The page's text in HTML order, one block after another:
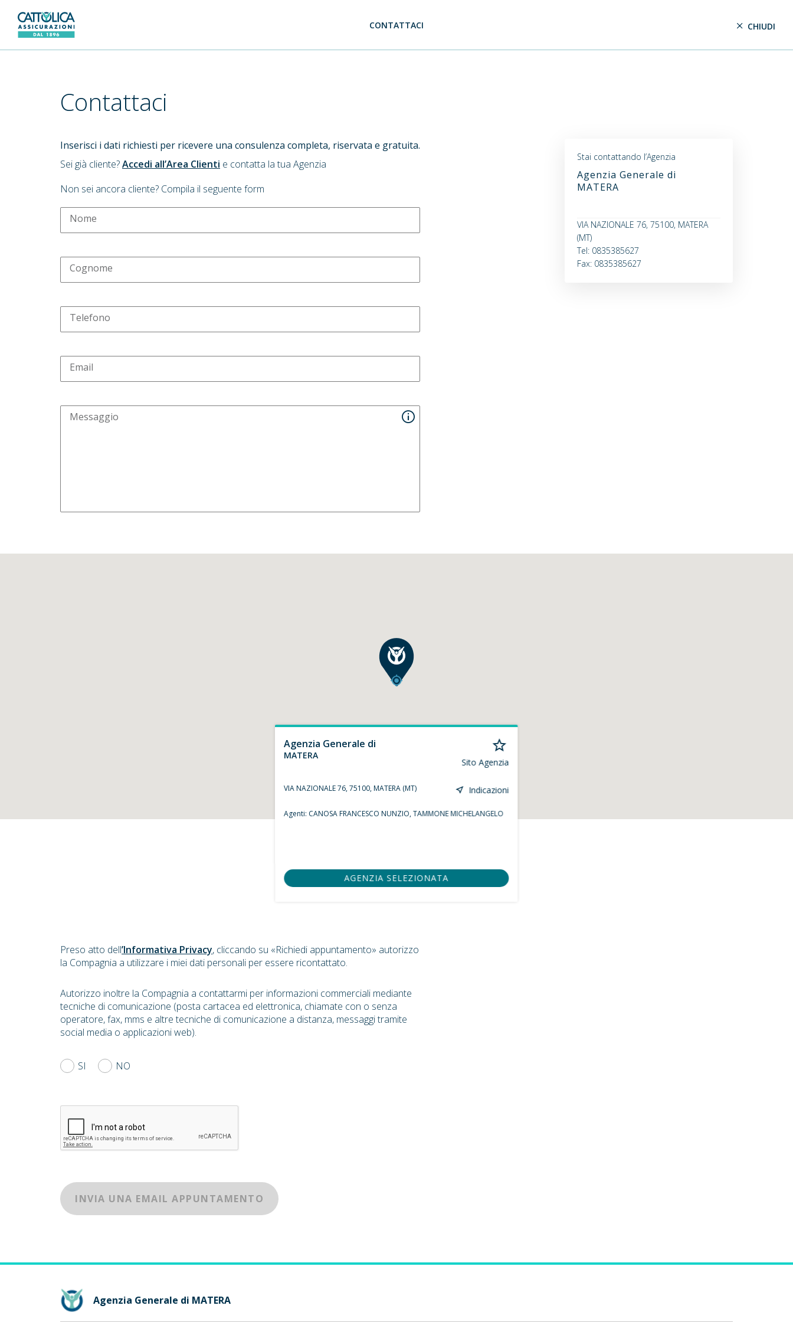
Generali Logo CONTATTACI CHIUDI
Contattaci
Inserisci i dati richiesti per ricevere una consulenza completa, riservata e gratuita.
Sei già cliente?Accedi all’Area Clienti e contatta la tua Agenzia
Non sei ancora cliente? Compila il seguente form
Nome
Cognome
Telefono
Email
Messaggio
Stai contattando l’Agenzia
Agenzia Generale di
MATERA
VIA NAZIONALE 76, 75100, MATERA
(MT)
Tel: 0835385627
Fax: 0835385627
Agenzia Generale di
MATERA
Sito Agenzia
VIA NAZIONALE 76, 75100, MATERA (MT) Indicazioni
Agenti: CANOSA FRANCESCO NUNZIO,TAMMONE MICHELANGELO
AGENZIA SELEZIONATA
Preso atto dell’Informativa Privacy, cliccando su «Richiedi appuntamento» autorizzo
la Compagnia a utilizzare i miei dati personali per essere ricontattato.
Autorizzo inoltre la Compagnia a contattarmi per informazioni commerciali mediante
tecniche di comunicazione (posta cartacea ed elettronica, chiamate con o senza
operatore, fax, mms e altre tecniche di comunicazione a distanza, messaggi tramite
social media o applicazioni web).
SI NO
INVIA UNA EMAIL APPUNTAMENTO
Agenzia Generale di MATERA